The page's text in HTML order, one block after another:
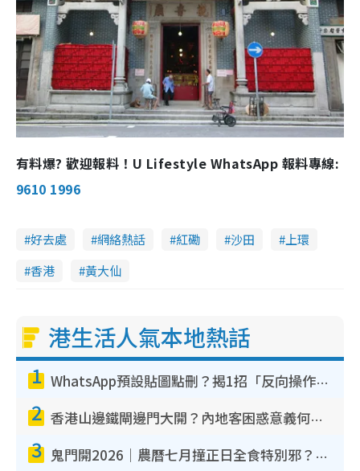
有料爆? 歡迎報料！U Lifestyle WhatsApp 報料專線:
9610 1996
好去處 網絡熱話 紅磡 沙田
上環
香港
黃大仙
港生活人氣本地熱話
1 WhatsApp預設貼圖點刪？揭1招「反向操作」還原簡潔介面 附3步實測教學
2 香港山邊鐵閘邊門大開？內地客困惑意義何在！網民神回覆：呢種叫法理性防禦
3 鬼門開2026｜農曆七月撞正日全食特別邪？專家警告切忌做一事！揭4大禁忌+2招保平安